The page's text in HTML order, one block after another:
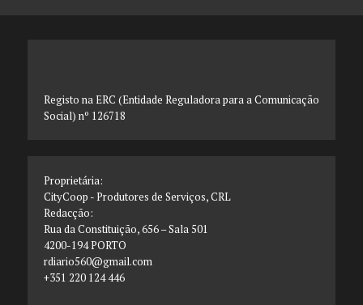
Registo na ERC (Entidade Reguladora para a Comunicação
Social) nº 126718
Proprietária:
CityCoop - Produtores de Serviços, CRL
Redacção:
Rua da Constituição, 656 – Sala 501
4200-194 PORTO
rdiario560@gmail.com
+351 220 124 446